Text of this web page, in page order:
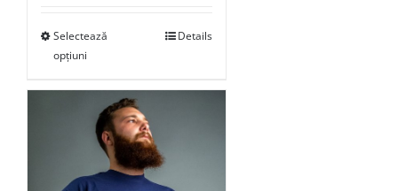
Selectează
opțiuni
Details